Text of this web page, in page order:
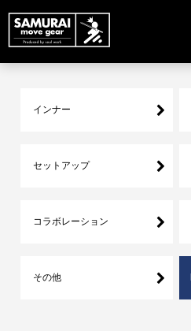
インナー
セットアップ
コラボレーション
その他